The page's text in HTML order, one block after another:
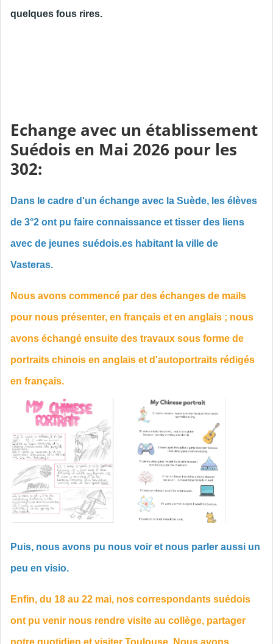
quelques fous rires.
Echange avec un établissement
Suédois en Mai 2026 pour les
302:
Dans le cadre d'un échange avec la Suède, les élèves
de 3°2 ont pu faire connaissance et tisser des liens
avec de jeunes suédois.es habitant la ville de
Vasteras.
Nous avons commencé par des échanges de mails
pour nous présenter, en français et en anglais ; nous
avons échangé ensuite des travaux sous forme de
portraits chinois en anglais et d'autoportraits rédigés
en français.
Puis, nous avons pu nous voir et nous parler aussi un
peu en visio.
Enfin, du 18 au 22 mai, nos correspondants suédois
ont pu venir nous rendre visite au collège, partager